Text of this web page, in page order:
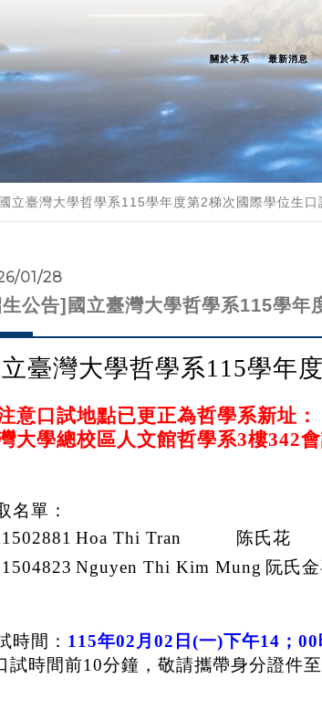
關於本系 最新消息
立臺灣大學哲學系115學年度第2梯次國際學位生口
01/28
公告]國立臺灣大學哲學系115學年
臺灣大學哲學系115學年
意口試地點已更正為哲學系新址：
大學總校區人文館哲學系3樓342
名單：
Hoa Thi Tran
陈氏花
Nguyen Thi Kim Mung 阮氏
時間： 115年02月02日(一)下午14；
試時間前10分鐘，敬請攜帶身分證件